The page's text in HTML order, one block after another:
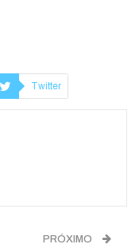
Twitter
PRÓXIMO